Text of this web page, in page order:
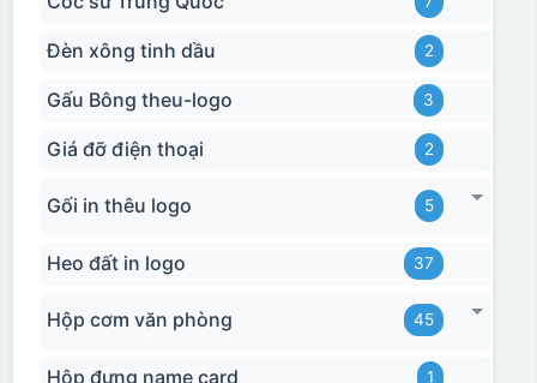
Đèn xông tinh dầu 2
Gấu Bông theu-logo 3
Giá đỡ điện thoại 2
Gối in thêu logo 5
Heo đất in logo 37
Hộp cơm văn phòng 45
Hộp đựng name card 1